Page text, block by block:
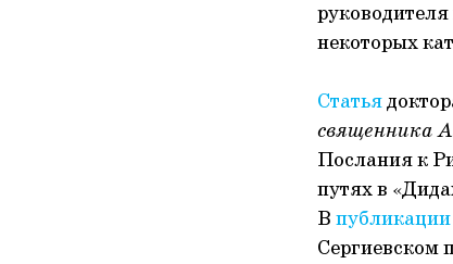
некоторых
Статья
священника
Послания к
путях в
В публикации
Сергиевском